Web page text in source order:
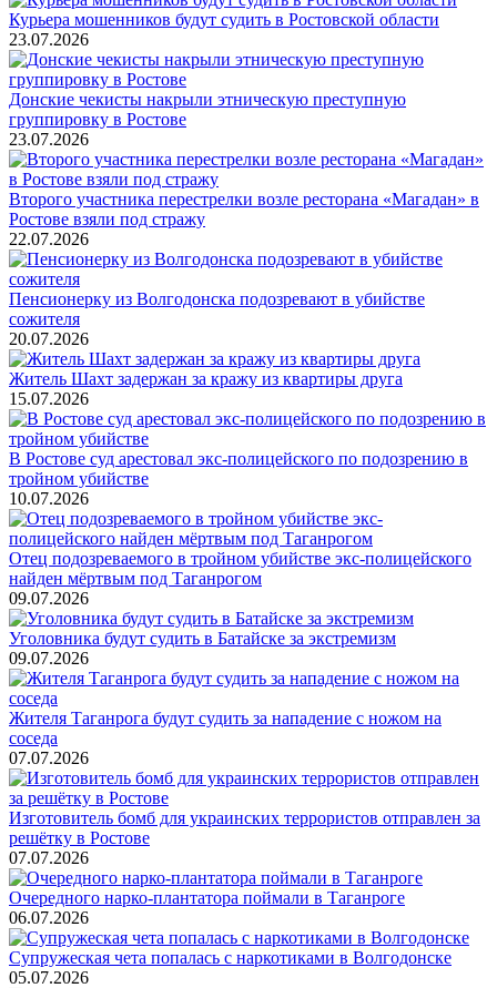
Курьера мошенников будут судить в Ростовской области
23.07.2026
Донские чекисты накрыли этническую преступную
группировку в Ростове
23.07.2026
Второго участника перестрелки возле ресторана «Магадан» в
Ростове взяли под стражу
22.07.2026
Пенсионерку из Волгодонска подозревают в убийстве
сожителя
20.07.2026
Житель Шахт задержан за кражу из квартиры друга
15.07.2026
В Ростове суд арестовал экс-полицейского по подозрению в
тройном убийстве
10.07.2026
Отец подозреваемого в тройном убийстве экс-полицейского
найден мёртвым под Таганрогом
09.07.2026
Уголовника будут судить в Батайске за экстремизм
09.07.2026
Жителя Таганрога будут судить за нападение с ножом на
соседа
07.07.2026
Изготовитель бомб для украинских террористов отправлен за
решётку в Ростове
07.07.2026
Очередного нарко-плантатора поймали в Таганроге
06.07.2026
Супружеская чета попалась с наркотиками в Волгодонске
05.07.2026